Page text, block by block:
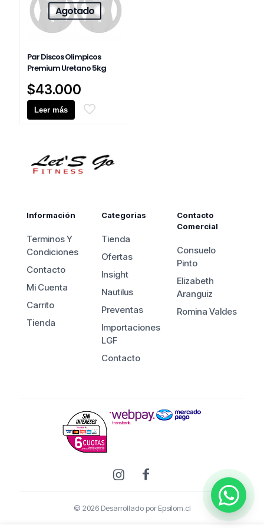
Agotado
Par Discos Olimpicos
Premium Uretano 5kg
$43.000
Leer más
Información
Terminos Y
Condiciones
Contacto
Mi Cuenta
Carrito
Tienda
Categorias
Tienda
Ofertas
Insight
Nautilus
Preventas
Importaciones
LGF
Contacto
Contacto
Comercial
Consuelo
Pinto
Elizabeth
Aranguiz
Romina Valdes
© 2026 Desarrollado porEpsilom.cl